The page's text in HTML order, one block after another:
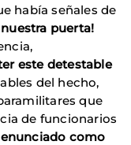
había señales de
puerta!
este detestable
del hecho,
que
de funcionarios
como